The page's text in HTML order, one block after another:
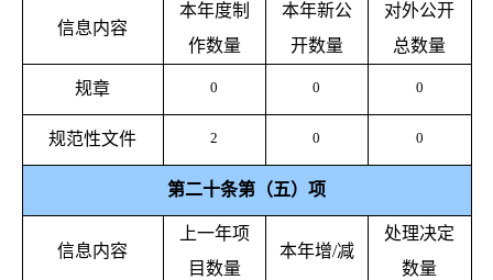
信息内容
本年度制
作数量
本年新公
开数量
对外公开
总数量
规章 0 0 0
规范性文件 2 0 0
第二十条第（五）项
信息内容
上一年项
目数量
本年增/减
处理决定
数量